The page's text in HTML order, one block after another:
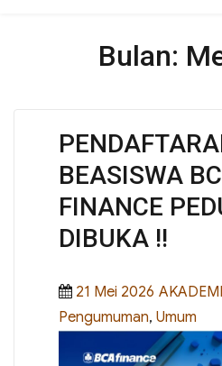
Bulan:
BEASISWA
FINANCE
DIBUKA !!
Posted
on
21 Mei 2026
Pengumuman, Umum